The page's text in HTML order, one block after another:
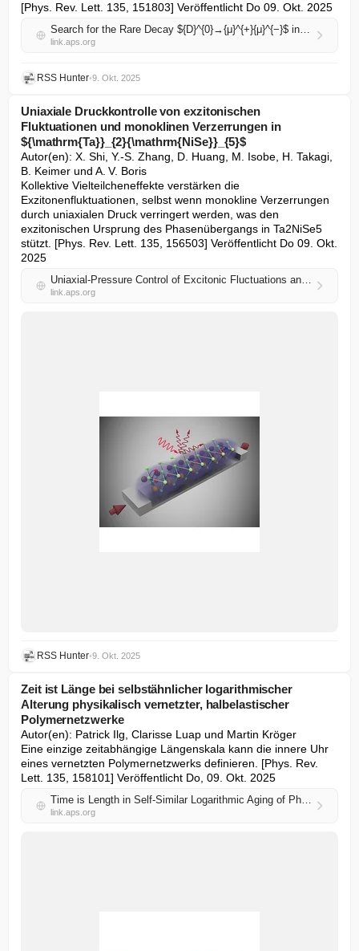
[Phys. Rev. Lett. 135, 151803] Veröffentlicht Do 09. Okt. 2025
Search for the Rare Decay ${D}^{0}→{μ}^{+}{μ}^{−}$ in Proton-Proton Collisions at $\sqrt{s}=13.6\text{ }\text{ }\mathrm{TeV}$
link.aps.org
RSS Hunter•9. Okt. 2025
Uniaxiale Druckkontrolle von exzitonischen
Fluktuationen und monoklinen Verzerrungen in
${\mathrm{Ta}}_{2}{\mathrm{NiSe}}_{5}$
Autor(en): X. Shi, Y.-S. Zhang, D. Huang, M. Isobe, H. Takagi,
B. Keimer und A. V. Boris
Kollektive Vielteilcheneffekte verstärken die
Exzitonenfluktuationen, selbst wenn monokline Verzerrungen
durch uniaxialen Druck verringert werden, was den
exzitonischen Ursprung des Phasenübergangs in Ta2NiSe5
stützt. [Phys. Rev. Lett. 135, 156503] Veröffentlicht Do 09. Okt.
2025
Uniaxial-Pressure Control of Excitonic Fluctuations and Monoclinic Distortions in ${\mathrm{Ta}}_{2}{\mathrm{NiSe}}_{5}$
link.aps.org
RSS Hunter•9. Okt. 2025
Zeit ist Länge bei selbstähnlicher logarithmischer
Alterung physikalisch vernetzter, halbelastischer
Polymernetzwerke
Autor(en): Patrick Ilg, Clarisse Luap und Martin Kröger
Eine einzige zeitabhängige Längenskala kann die innere Uhr
eines vernetzten Polymernetzwerks definieren. [Phys. Rev.
Lett. 135, 158101] Veröffentlicht Do, 09. Okt. 2025
Time is Length in Self-Similar Logarithmic Aging of Physically Cross-Linked Semiflexible Polymer Networks
link.aps.org